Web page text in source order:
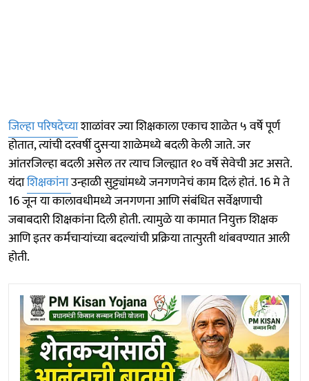
जिल्हा परिषदेच्याशाळांवर ज्या शिक्षकाला एकाच शाळेत ५ वर्षे पूर्ण
होतात, त्यांची दरवर्षी दुसऱ्या शाळेमध्ये बदली केली जाते. जर
आंतरजिल्हा बदली असेल तर त्याच जिल्ह्यात १० वर्षे सेवेची अट असते.
यंदाशिक्षकांनाउन्हाळी सुट्ट्यांमध्ये जनगणनेचं काम दिलं होतं. 16 मे ते
16 जून या कालावधीमध्ये जनगणना आणि संबंधित सर्वेक्षणाची
जबाबदारी शिक्षकांना दिली होती. त्यामुळे या कामात नियुक्त शिक्षक
आणि इतर कर्मचाऱ्यांच्या बदल्यांची प्रक्रिया तात्पुरती थांबवण्यात आली
होती.